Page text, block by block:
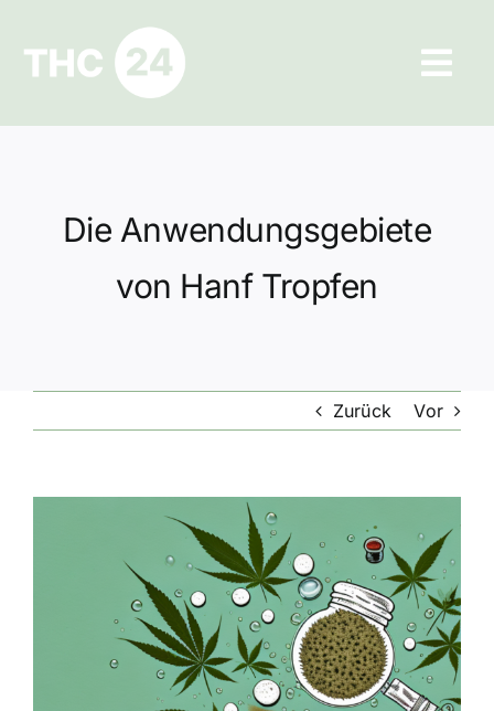
springen
Ratgeber
Datenschutz
Die Anwendungsgebiete
von Hanf Tropfen
Zurück Vor